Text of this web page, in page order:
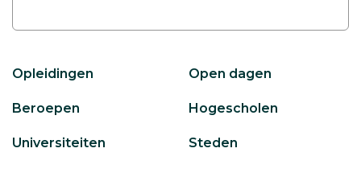
Opleidingen Open dagen
Beroepen Hogescholen
Universiteiten Steden